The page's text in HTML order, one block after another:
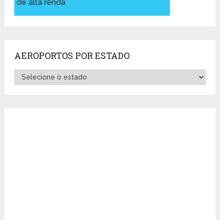
de alta renda
AEROPORTOS POR ESTADO
Aeroportos
por